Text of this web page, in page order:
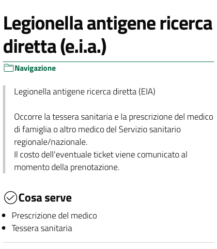
Legionella antigene ricerca
diretta (e.i.a.)
Navigazione
Legionella antigene ricerca diretta (EIA)
Occorre la tessera sanitaria e la prescrizione del medico
di famiglia o altro medico del Servizio sanitario
regionale/nazionale.
Il costo dell'eventuale ticket viene comunicato al
momento della prenotazione.
Cosa serve
Prescrizione del medico
Tessera sanitaria